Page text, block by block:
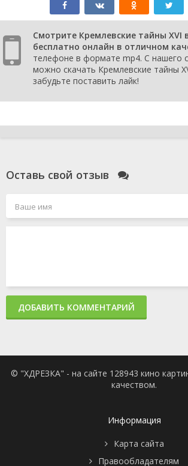
Смотрите Кремлевские тайны XVI
бесплатно онлайн в отличном
телефоне в формате mp4. С нашего
можно скачать Кремлевские тайны
забудьте поставить лайк!
Оставь свой отзыв
ДОБАВИТЬ КОММЕНТАРИЙ
© "ХДРЕЗКА" - на сайте 128943 кино
качеством.
Информация
Карта сайта
Правообладателям